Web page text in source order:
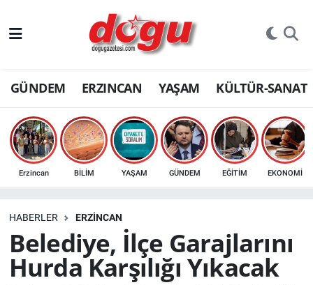
GÜNDEM ERZINCAN YAŞAM KÜLTÜR-SANAT
Erzincan BİLİM YAŞAM GÜNDEM EĞİTİM EKONOMİ
HABERLER ERZINCAN
Belediye, İlçe Garajlarını
Hurda Karşılığı Yıkacak
ERZINCAN
GÜNDEM
ERZİNCAN FOTOĞRAFLARI
SAĞLIK
EKONOMİ
Bilim, teknoloji